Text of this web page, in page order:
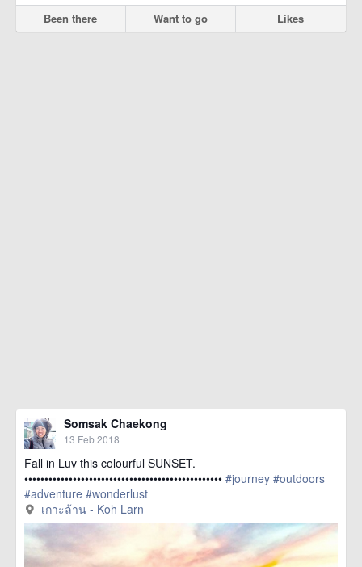
Been there Want to go Likes
Somsak Chaekong
13 Feb 2018
Fall in Luv this colourful SUNSET.
••••••••••••••••••••••••••••••••••••••••••••••••• #journey #outdoors
#adventure #wonderlust
href=https://m.thetrippacker.com/en/image/เกาะ
ล้านKohLarn/211777> more
เกาะล้าน - Koh Larn